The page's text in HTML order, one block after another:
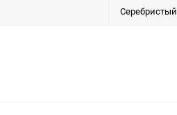
Серебристый